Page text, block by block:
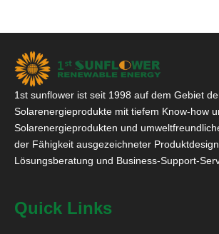
1st sunflower ist seit 1998 auf dem Gebiet
Solarenergieprodukte mit tiefem Know-how
Solarenergieprodukten und
der Fähigkeit ausgezeichneter
Lösungsberatung und Business-Support-
Quick Links